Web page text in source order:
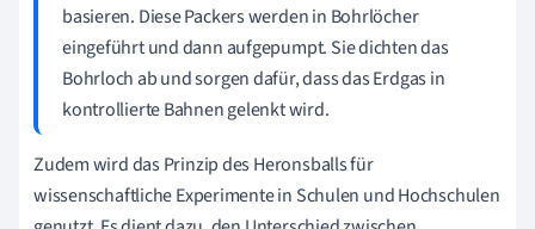
basieren. Diese Packers werden in Bohrlöcher
eingeführt und dann aufgepumpt. Sie dichten das
Bohrloch ab und sorgen dafür, dass das Erdgas in
kontrollierte Bahnen gelenkt wird.
Zudem wird das Prinzip des Heronsballs für
wissenschaftliche Experimente in Schulen und Hochschulen